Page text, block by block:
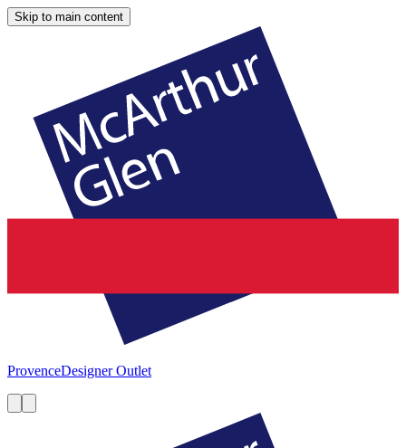
Skip to main content
ProvenceDesigner Outlet